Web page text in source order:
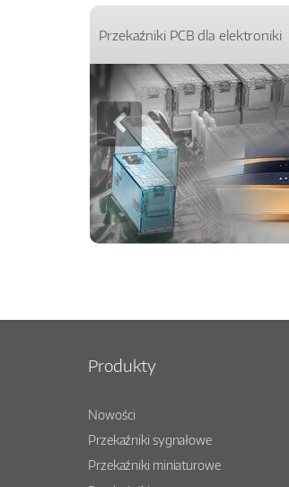
Przekaźniki PCB dla elektroniki
Produkty
Nowości
Przekaźniki sygnałowe
Przekaźniki miniaturowe